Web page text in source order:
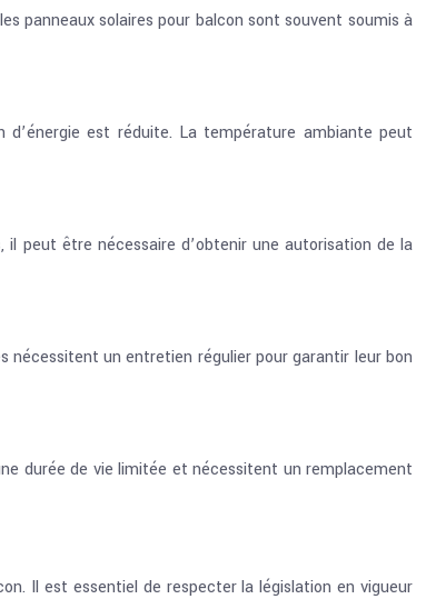
panneaux solaires pour balcon sont souvent soumis à
d’énergie est réduite. La température ambiante peut
peut être nécessaire d’obtenir une autorisation de la
nécessitent un entretien régulier pour garantir leur bon
durée de vie limitée et nécessitent un remplacement
Il est essentiel de respecter la législation en vigueur